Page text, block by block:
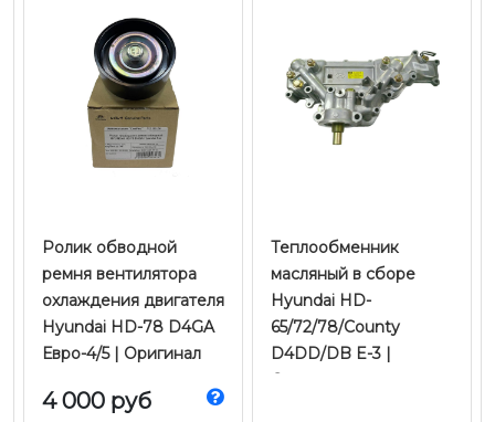
Ролик обводной
ремня вентилятора
охлаждения двигателя
Hyundai HD-78 D4GA
Евро-4/5 | Оригинал
4 000 руб
Теплообменник
масляный в сборе
Hyundai HD-
65/72/78/County
D4DD/DB E-3 |
Оригинал